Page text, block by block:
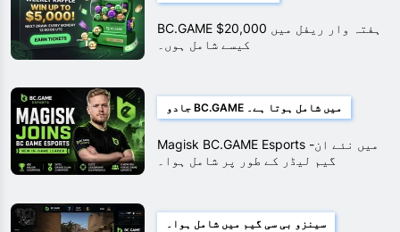
BC.GAME $20,000 ہفتہ وار ریفل میں
کیسے شامل ہوں۔
جادو BC.GAME میں شامل ہوتا ہے۔
Magisk BC.GAME Esports میں نئے ان-
گیم لیڈر کے طور پر شامل ہوا۔
سینزو بی سی گیم میں شامل ہوا۔